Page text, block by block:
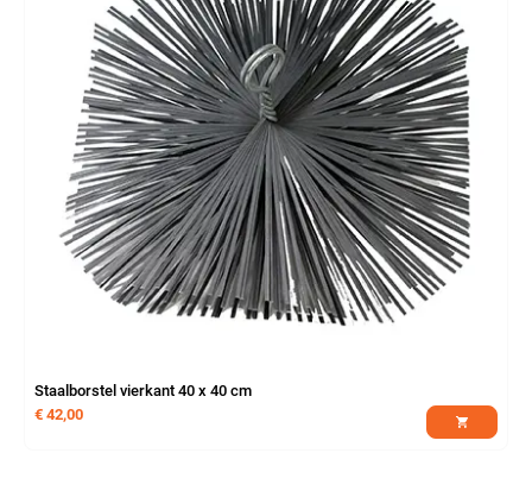
Staalborstel vierkant 40 x 40 cm
€ 42,00